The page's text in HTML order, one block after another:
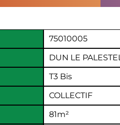
75010005
DUN LE PALESTEL
T3 Bis
COLLECTIF
81m²